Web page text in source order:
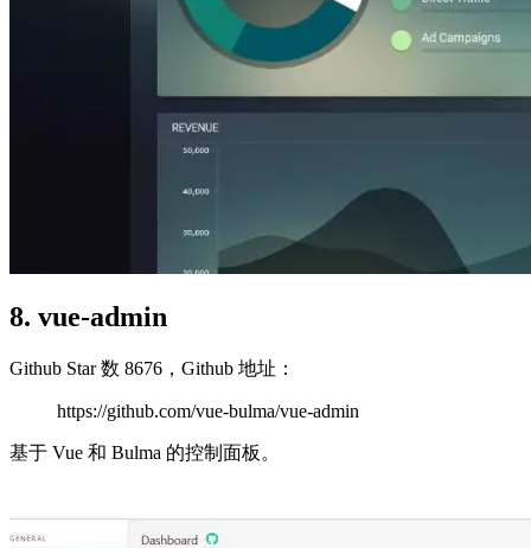
8. vue-admin
Github Star 数 8676，Github 地址：
https://github.com/vue-bulma/vue-admin
基于 Vue 和 Bulma 的控制面板。